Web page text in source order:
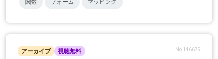
関数 フォーム マッピング
アーカイブ 視聴無料 No.146679